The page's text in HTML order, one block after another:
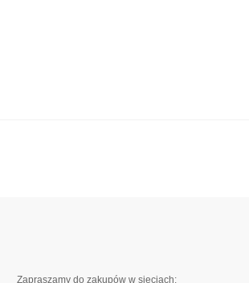
Zapraszamy do zakupów w sieciach: